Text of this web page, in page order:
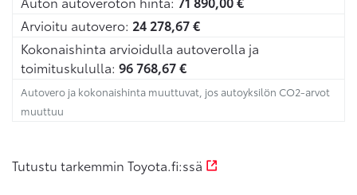
Arvioitu autovero: 24 278,67€
Kokonaishinta arvioidulla autoverolla ja
toimituskululla: 96 768,67€
Autovero ja kokonaishinta muuttuvat, jos autoyksilön CO2-arvot
muuttuu
Tutustu tarkemmin Toyota.fi:ssä